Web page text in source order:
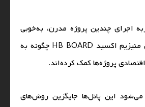
اجرای چندین پروژه مدرن، به‌خوبی
دیده‌ایم که پانل‌های منیزیم اکسید HB BOARD چگونه به
پروژه‌ها کمک کرده‌اند.
این پانل‌ها جایگزین روش‌های